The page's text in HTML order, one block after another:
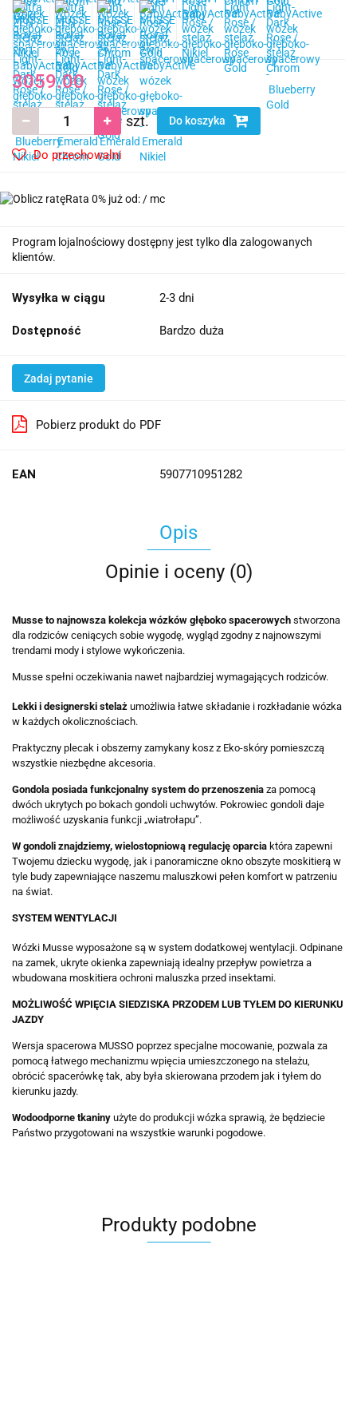
3059.00
szt. Do koszyka
Do przechowalni
Rata 0% już od:/ mc
Program lojalnościowy dostępny jest tylko dla zalogowanych
klientów.
Wysyłka w ciągu 2-3 dni
Dostępność Bardzo duża
Zadaj pytanie
Pobierz produkt do PDF
EAN 5907710951282
Opis
Opinie i oceny (0)
Musse to najnowsza kolekcja wózków głęboko spacerowych stworzona
dla rodziców ceniących sobie wygodę, wygląd zgodny z najnowszymi
trendami mody i stylowe wykończenia.
Musse spełni oczekiwania nawet najbardziej wymagających rodziców.
Lekki i designerski stelaż umożliwia łatwe składanie i rozkładanie wózka
w każdych okolicznościach.
Praktyczny plecak i obszerny zamykany kosz z Eko-skóry pomieszczą
wszystkie niezbędne akcesoria.
Gondola posiada funkcjonalny system do przenoszenia za pomocą
dwóch ukrytych po bokach gondoli uchwytów. Pokrowiec gondoli daje
możliwość uzyskania funkcji „wiatrołapu”.
W gondoli znajdziemy, wielostopniową regulację oparcia która zapewni
Twojemu dziecku wygodę, jak i panoramiczne okno obszyte moskitierą w
tyle budy zapewniające naszemu maluszkowi pełen komfort w patrzeniu
na świat.
SYSTEM WENTYLACJI
Wózki Musse wyposażone są w system dodatkowej wentylacji. Odpinane
na zamek, ukryte okienka zapewniają idealny przepływ powietrza a
wbudowana moskitiera ochroni maluszka przed insektami.
MOŻLIWOŚĆ WPIĘCIA SIEDZISKA PRZODEM LUB TYŁEM DO KIERUNKU
JAZDY​​
Wersja spacerowa MUSSO poprzez specjalne mocowanie, pozwala za
pomocą łatwego mechanizmu wpięcia umieszczonego na stelażu,
obrócić spacerówkę tak, aby była skierowana przodem jak i tyłem do
kierunku jazdy.
Wodoodporne tkaniny użyte do produkcji wózka sprawią, że będziecie
Państwo przygotowani na wszystkie warunki pogodowe.
Produkty podobne